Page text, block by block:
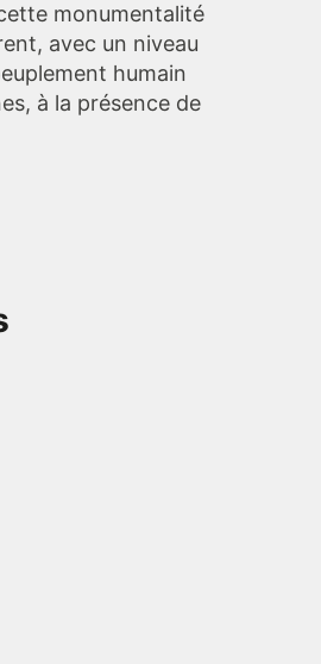
monumentalité
avec un niveau
humain
à la présence de